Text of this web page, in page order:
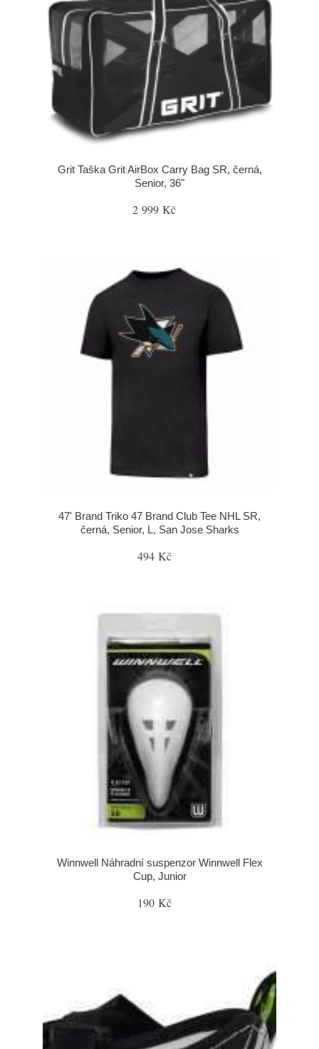
Grit Taška Grit AirBox Carry Bag SR, černá,
Senior, 36"
2 999 Kč
47' Brand Triko 47 Brand Club Tee NHL SR,
černá, Senior, L, San Jose Sharks
494 Kč
Winnwell Náhradní suspenzor Winnwell Flex
Cup, Junior
190 Kč